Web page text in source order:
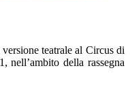
teatrale al Circus di
nell’ambito della rassegna